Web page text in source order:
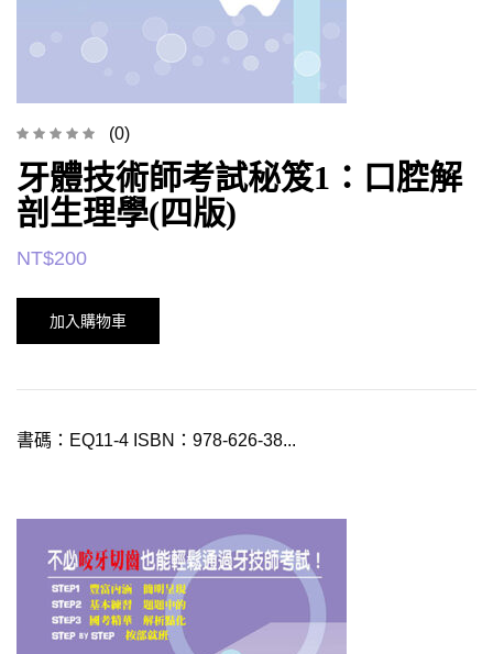
(0)
牙體技術師考試秘笈1：口腔解
剖生理學(四版)
NT$200
加入購物車
書碼：EQ11-4 ISBN：978-626-38...